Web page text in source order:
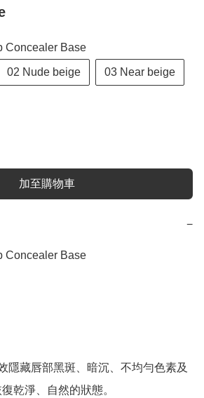
Concealer Base
02 Nude beige 03 Near beige
加至購物車
−
Concealer Base
隱藏唇部黑斑、暗沉、不均勻色素及
乾淨、自然的狀態。